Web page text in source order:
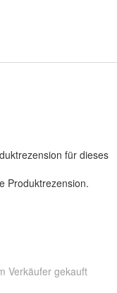
für dieses
Produktrezension.
Verkäufer gekauft